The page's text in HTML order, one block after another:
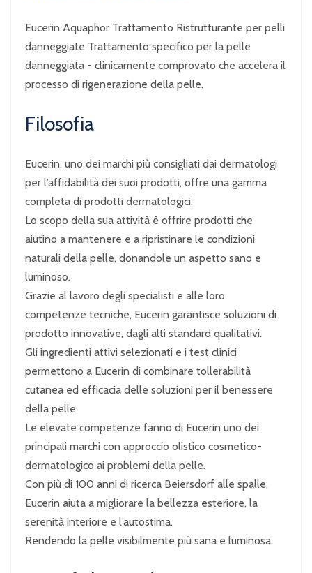
Eucerin Aquaphor Trattamento Ristrutturante per pelli
danneggiate Trattamento specifico per la pelle
danneggiata - clinicamente comprovato che accelera il
processo di rigenerazione della pelle.
Filosofia
Eucerin, uno dei marchi più consigliati dai dermatologi
per l’affidabilità dei suoi prodotti, offre una gamma
completa di prodotti dermatologici.
Lo scopo della sua attività è offrire prodotti che
aiutino a mantenere e a ripristinare le condizioni
naturali della pelle, donandole un aspetto sano e
luminoso.
Grazie al lavoro degli specialisti e alle loro
competenze tecniche, Eucerin garantisce soluzioni di
prodotto innovative, dagli alti standard qualitativi.
Gli ingredienti attivi selezionati e i test clinici
permettono a Eucerin di combinare tollerabilità
cutanea ed efficacia delle soluzioni per il benessere
della pelle.
Le elevate competenze fanno di Eucerin uno dei
principali marchi con approccio olistico cosmetico-
dermatologico ai problemi della pelle.
Con più di 100 anni di ricerca Beiersdorf alle spalle,
Eucerin aiuta a migliorare la bellezza esteriore, la
serenità interiore e l’autostima.
Rendendo la pelle visibilmente più sana e luminosa.